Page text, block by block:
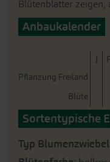
Blütenblätter zeigen,
Anbaukalender
J F
Pflanzung Freiland
Blüte
Sortentypische
Typ